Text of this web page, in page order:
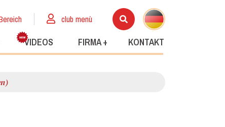
club menù
VIDEOS FIRMA + KONTAKT